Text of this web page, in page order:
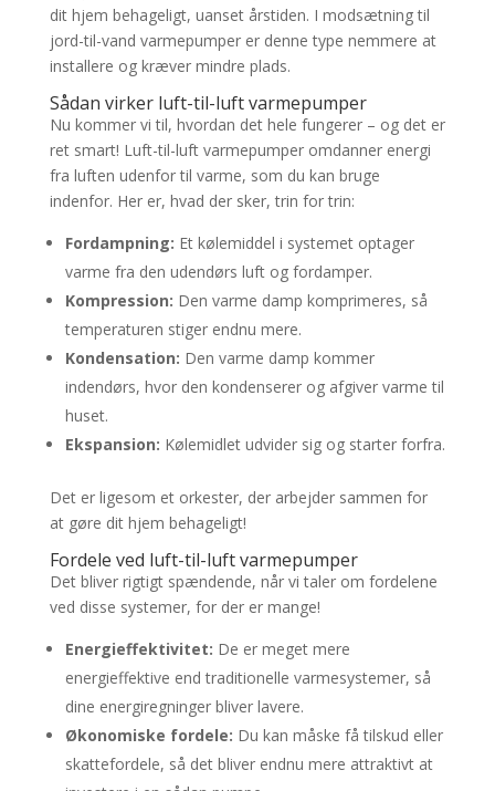
dit hjem behageligt, uanset årstiden. I modsætning til
jord-til-vand varmepumper er denne type nemmere at
installere og kræver mindre plads.
Sådan virker luft-til-luft varmepumper
Nu kommer vi til, hvordan det hele fungerer – og det er
ret smart! Luft-til-luft varmepumper omdanner energi
fra luften udenfor til varme, som du kan bruge
indenfor. Her er, hvad der sker, trin for trin:
Fordampning: Et kølemiddel i systemet optager
varme fra den udendørs luft og fordamper.
Kompression: Den varme damp komprimeres, så
temperaturen stiger endnu mere.
Kondensation: Den varme damp kommer
indendørs, hvor den kondenserer og afgiver varme til
huset.
Ekspansion: Kølemidlet udvider sig og starter forfra.
Det er ligesom et orkester, der arbejder sammen for
at gøre dit hjem behageligt!
Fordele ved luft-til-luft varmepumper
Det bliver rigtigt spændende, når vi taler om fordelene
ved disse systemer, for der er mange!
Energieffektivitet: De er meget mere
energieffektive end traditionelle varmesystemer, så
dine energiregninger bliver lavere.
Økonomiske fordele: Du kan måske få tilskud eller
skattefordele, så det bliver endnu mere attraktivt at